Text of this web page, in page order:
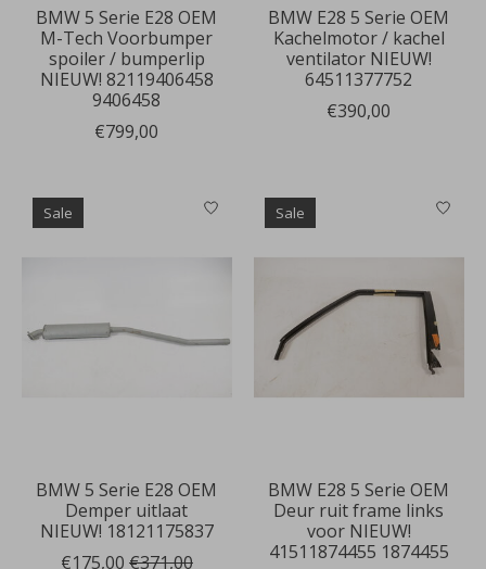
BMW 5 Serie E28 OEM
M-Tech Voorbumper
spoiler / bumperlip
NIEUW! 82119406458
9406458
€799,00
BMW E28 5 Serie OEM
Kachelmotor / kachel
ventilator NIEUW!
64511377752
€390,00
Sale
BMW 5 Serie E28 OEM
Demper uitlaat
NIEUW! 18121175837
€175,00 €371,00
Sale
BMW E28 5 Serie OEM
Deur ruit frame links
voor NIEUW!
41511874455 1874455